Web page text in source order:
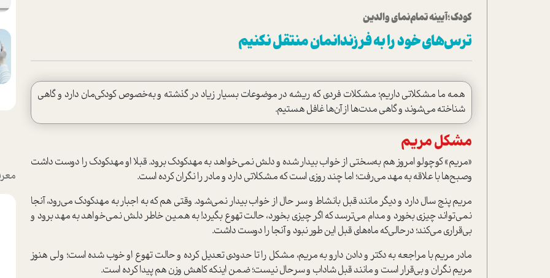
كودك؛آيينه تمام‌نمای والدين
ترس‌هاي خود را به فرزندانمان منتقل نكنيم
همه ما مشكلاتي داريم؛ مشكلات فردي كه ريشه در موضوعات بسيار زياد در گذشته و به‌خصوص كودكي‌مان دارد و گاهي
شناخته مي‌شوند و گاهي مدت‌ها از آن‌ها غافل هستيم.
مشكل مريم
«مريم» كوچولو امروز هم به‌سختي از خواب بيدار شده و دلش نمي‌خواهد به مهد‌كودك برود. قبلا او مهد‌كودك را دوست داشت
وصبح‌ها با علاقه به مهد مي‌رفت؛ اما چند روزي است که مشكلاتي دارد و مادر را نگران كرده است.
مريم پنج سال دارد و ديگر مانند قبل با‌نشاط و سر حال از خواب بيدار نمي‌شود. وقتي هم كه به اجبار به مهدکودک مي‌رود، آنجا
نمي‌تواند چيزي بخورد و مدام مي‌ترسد که اگر چيزي بخورد، حالت تهوع بگيرد! به همين خاطر دلش نمي‌خواهد به مهد برود و
بي‌قراري مي‌كند؛ در‌حالي‌كه ماه‌هاي قبل اين طور نبود و آنجا را دوست داشت.
مادر مريم با مراجعه به دكتر و دادن دارو به مريم، مشكل را تا حدودي تعديل كرده و حالت تهوع او خوب شده است؛ ولي هنوز
مريم نگران و بي‌قرار است و مانند قبل شاداب و سرحال نيست؛ ضمن اينكه كاهش وزن هم پيدا كرده است.